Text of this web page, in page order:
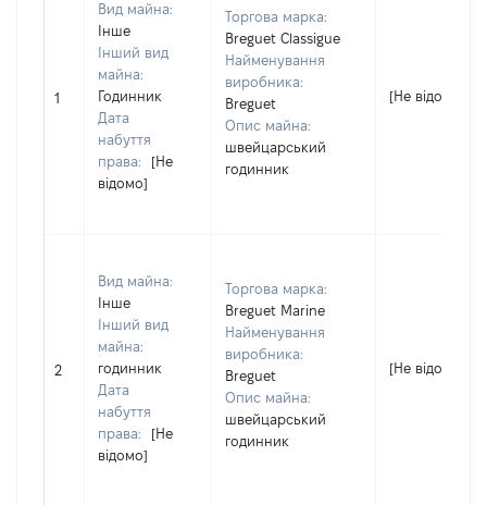
1
Вид майна:
Інше
Інший вид
майна:
Годинник
Дата
набуття
права:
[Не
відомо]
Торгова марка:
Breguet Classigue
Найменування
виробника:
Breguet
Опис майна:
швейцарський
годинник
[Не відомо]
2
Вид майна:
Інше
Інший вид
майна:
годинник
Дата
набуття
права:
[Не
відомо]
Торгова марка:
Breguet Marine
Найменування
виробника:
Breguet
Опис майна:
швейцарський
годинник
[Не відомо]